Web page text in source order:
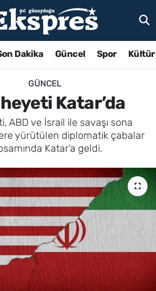
Dakika Güncel Spor
GÜNCEL
Katar’da
ABD ve İsrail ile savaşı sona
yürütülen diplomatik çabalar
Katar’a geldi.